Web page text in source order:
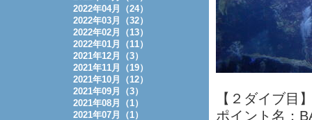
【２ダイブ目
ポイント名：
2022年04月（24）
2022年03月（32）
2022年02月（13）
2022年01月（11）
2021年12月（3）
2021年11月（19）
2021年10月（12）
2021年09月（3）
2021年08月（1）
2021年07月（1）